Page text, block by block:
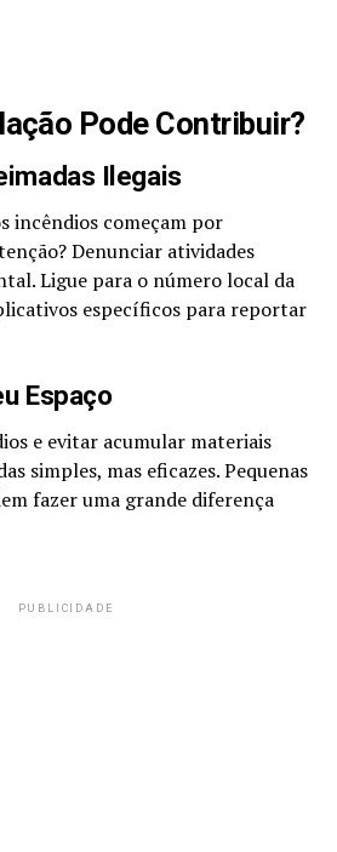
Pode Contribuir?
Ilegais
incêndios começam por
Denunciar atividades
Ligue para o número local da
específicos para reportar
Espaço
e evitar acumular materiais
simples, mas eficazes. Pequenas
fazer uma grande diferença
PUBLICIDADE